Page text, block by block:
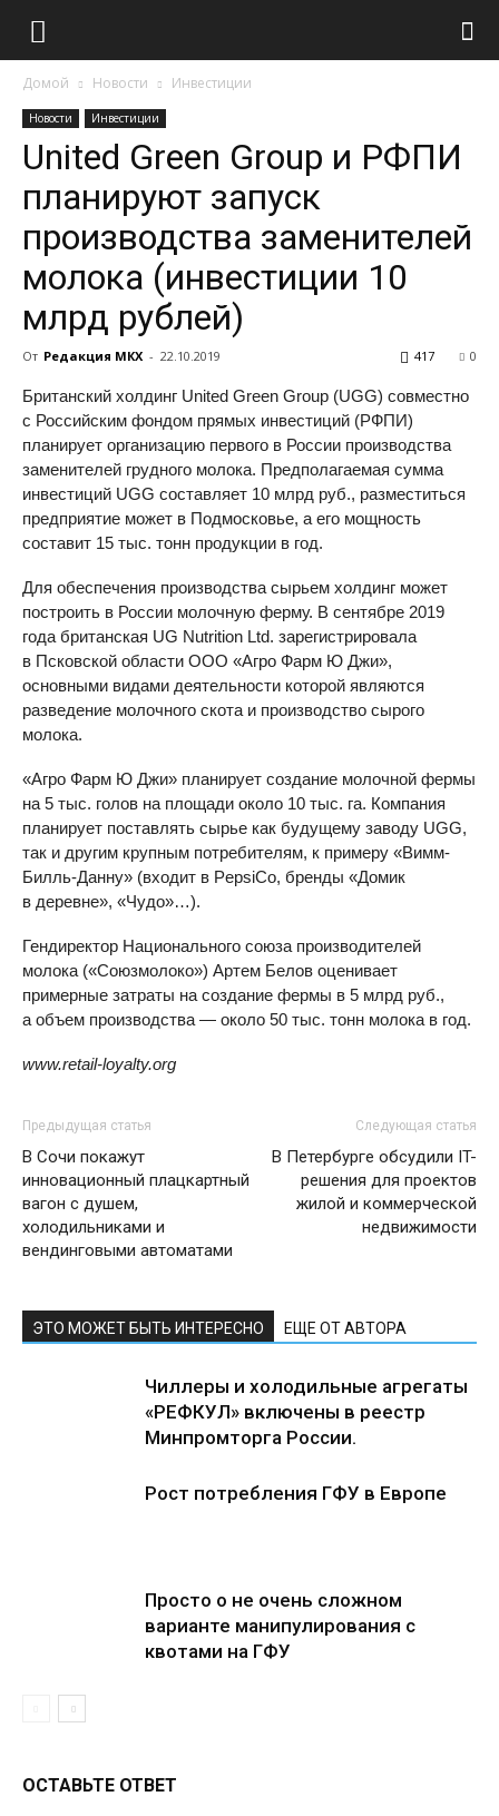
Домой Новости Инвестиции
Новости Инвестиции
United Green Group и РФПИ
планируют запуск
производства заменителей
молока (инвестиции 10
млрд рублей)
От Редакция МКХ - 22.10.2019 0
417
Британский холдинг United Green Group (UGG) совместно
с Российским фондом прямых инвестиций (РФПИ)
планирует организацию первого в России производства
заменителей грудного молока. Предполагаемая сумма
инвестиций UGG составляет 10 млрд руб., разместиться
предприятие может в Подмосковье, а его мощность
составит 15 тыс. тонн продукции в год.
Для обеспечения производства сырьем холдинг может
построить в России молочную ферму. В сентябре 2019
года британская UG Nutrition Ltd. зарегистрировала
в Псковской области ООО «Агро Фарм Ю Джи»,
основными видами деятельности которой являются
разведение молочного скота и производство сырого
молока.
«Агро Фарм Ю Джи» планирует создание молочной фермы
на 5 тыс. голов на площади около 10 тыс. га. Компания
планирует поставлять сырье как будущему заводу UGG,
так и другим крупным потребителям, к примеру «Вимм-
Билль-Данну» (входит в PepsiCo, бренды «Домик
в деревне», «Чудо»…).
Гендиректор Национального союза производителей
молока («Союзмолоко») Артем Белов оценивает
примерные затраты на создание фермы в 5 млрд руб.,
а объем производства — около 50 тыс. тонн молока в год.
www.retail-loyalty.org
Предыдущая статья
В Сочи покажут
инновационный плацкартный
вагон с душем,
холодильниками и
вендинговыми автоматами
Следующая статья
В Петербурге обсудили IT-
решения для проектов
жилой и коммерческой
недвижимости
ЭТО МОЖЕТ БЫТЬ ИНТЕРЕСНО ЕЩЕ ОТ АВТОРА
Чиллеры и холодильные агрегаты
«РЕФКУЛ» включены в реестр
Минпромторга России.
Рост потребления ГФУ в Европе
Просто о не очень сложном
варианте манипулирования с
квотами на ГФУ
ОСТАВЬТЕ ОТВЕТ